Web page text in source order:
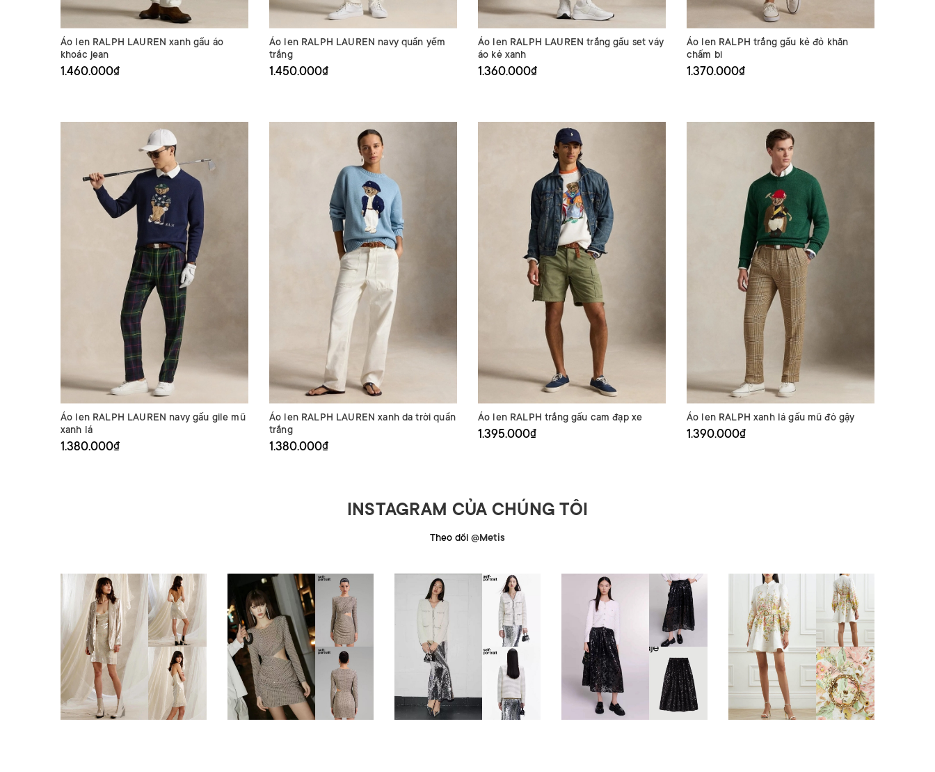
Áo len RALPH LAUREN xanh gấu áo
khoác jean
1.460.000₫
Áo len RALPH LAUREN navy gấu gile mũ
xanh lá
1.380.000₫
Áo len RALPH LAUREN navy quần yếm
trắng
1.450.000₫
Áo len RALPH LAUREN xanh da trời quần
trắng
1.380.000₫
Áo len RALPH LAUREN trắng gấu set váy
áo kẻ xanh
1.360.000₫
Áo len RALPH trắng gấu cam đạp xe
1.395.000₫
Áo len RALPH trắng gấu kẻ đỏ khăn
chấm bi
1.370.000₫
Áo len RALPH xanh lá gấu mũ đỏ gậy
1.390.000₫
INSTAGRAM CỦA CHÚNG TÔI
Theo dõi @Metis